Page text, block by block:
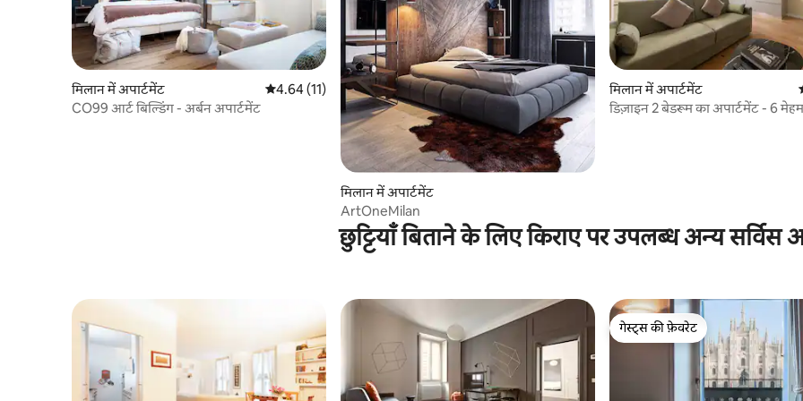
मिलान में अपार्टमेंट औसत रेटिंग 5 में से 4.64, 11 समीक्षाएँ
4.64 (11)
CO99 आर्ट बिल्डिंग - अर्बन अपार्टमेंट
मिलान में अपार्टमेंट
ArtOneMilan
मिलान में अपार्टमेंट
डिज़ाइन 2 बेडरूम का अपार्टमेंट - 6
छुट्टियाँ बिताने के लिए किराए पर उपलब्ध अन्य सर्विस
गेस्ट्स की फ़ेवरेट
गेस्ट्स की फ़ेवरेट